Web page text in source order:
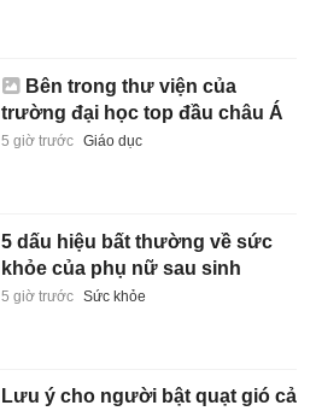
Bên trong thư viện của
trường đại học top đầu châu Á
5 giờ trước Giáo dục
5 dấu hiệu bất thường về sức
khỏe của phụ nữ sau sinh
5 giờ trước Sức khỏe
Lưu ý cho người bật quạt gió cả